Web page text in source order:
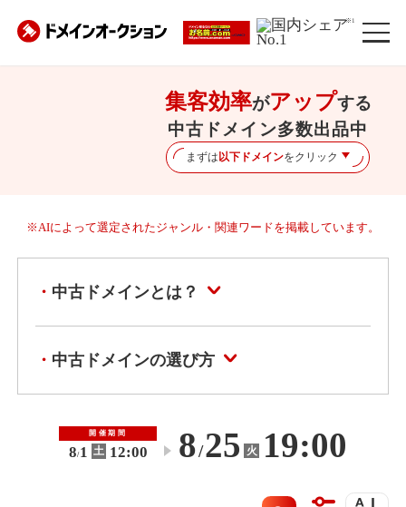
※1
集客効率がアップする
中古ドメイン多数出品中
まずは以下ドメインをクリック
※AIによって選定されたジャンル・関連ワードを掲載しています。
中古ドメインとは？
中古ドメインの選び方
開催期間
8/1 土 12:00 〜 8/25 火 19:00